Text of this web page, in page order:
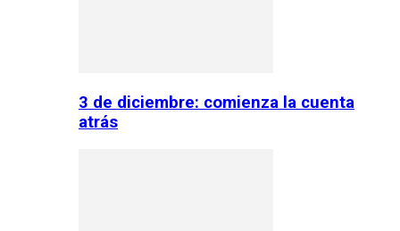
3 de diciembre: comienza la cuenta
atrás